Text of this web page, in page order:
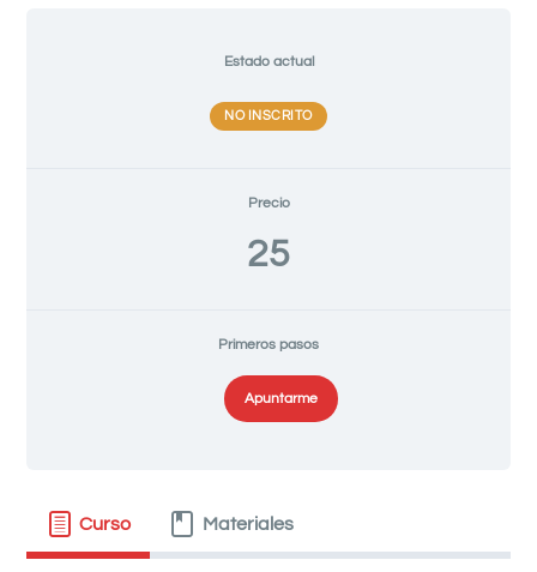
Estado actual
NO INSCRITO
Precio
25
Primeros pasos
Apuntarme
Curso Materiales